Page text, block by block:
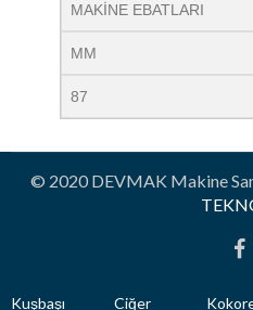
MAKİNE EBATLARI
MM
87
© 2020 DEVMAK Makine
Kuşbaşı Ciğer